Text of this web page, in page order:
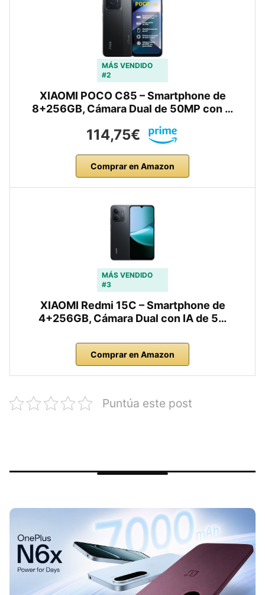
MÁS VENDIDO
#2
XIAOMI POCO C85 – Smartphone de
8+256GB, Cámara Dual de 50MP con …
114,75€
Comprar en Amazon
MÁS VENDIDO
#3
XIAOMI Redmi 15C – Smartphone de
4+256GB, Cámara Dual con IA de 5…
Comprar en Amazon
Puntúa este post